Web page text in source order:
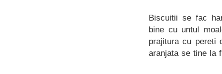
Biscuitii se fac
bine cu untul
prajitura cu pereti
aranjata se tine la